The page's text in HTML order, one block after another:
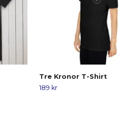
Tre Kronor T-Shirt
189 kr